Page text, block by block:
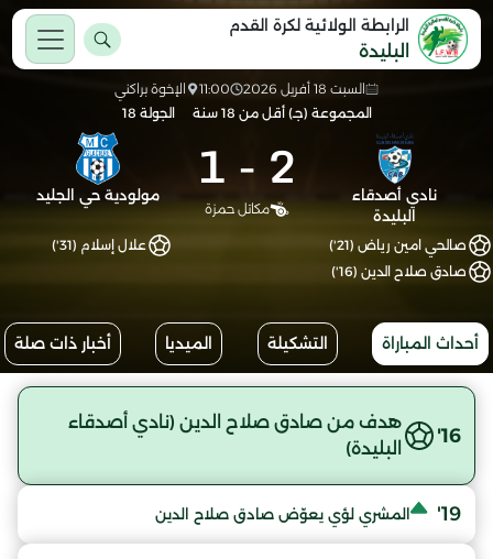
الرابطة الولائية لكرة القدم
البليدة
السبت 18 أفريل 2026 11:00
الإخوة براكني
المجموعة (جـ) أقل من 18 سنة
الجولة 18
نادي أصدقاء
البليدة
2
-
1
مكاتل حمزة
مولودية حي الجليد
صالحي امين رياض (21')
صادق صلاح الدين (16')
علال إسلام (31')
أحداث المباراة التشكيلة الميديا أخبار ذات صلة
16'
هدف من صادق صلاح الدين (نادي أصدقاء
البليدة)
19' المشري لؤي يعوّض صادق صلاح الدين